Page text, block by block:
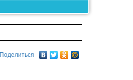
Поделиться